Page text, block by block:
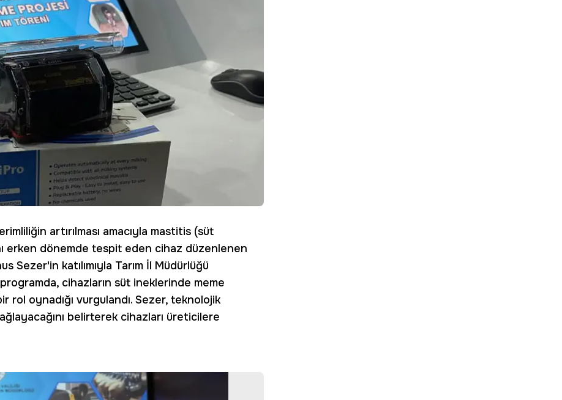
artırılması amacıyla mastitis (süt
erken dönemde tespit eden cihaz düzenlenen
Sezer'in katılımıyla Tarım İl Müdürlüğü
cihazların süt ineklerinde meme
rol oynadığı vurgulandı. Sezer, teknolojik
belirterek cihazları üreticilere